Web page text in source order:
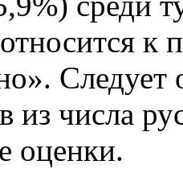
к
Следует
из числа
оценки.